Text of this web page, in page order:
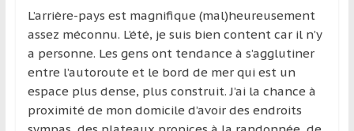
L’arrière-pays est magnifique (mal)heureusement
assez méconnu. L’été, je suis bien content car il n’y
a personne. Les gens ont tendance à s’agglutiner
entre l’autoroute et le bord de mer qui est un
espace plus dense, plus construit. J’ai la chance à
proximité de mon domicile d’avoir des endroits